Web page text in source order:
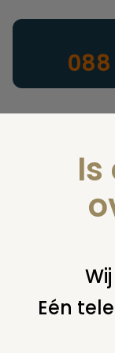
U bent hier: home
Eén